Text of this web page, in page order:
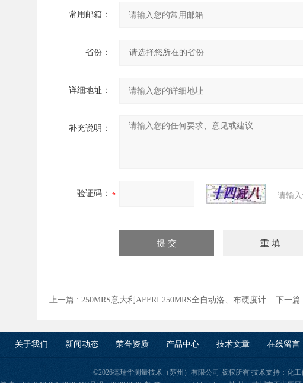
常用邮箱：
省份：
详细地址：
补充说明：
验证码： 请输
上一篇 : 250MRS意大利AFFRI 250MRS全自动洛、布硬度计 下一篇
关于我们 新闻动态 荣誉资质 产品中心 技术文章 在线留言
©2026德瑞华测量技术（苏州）有限公司 版权所有 技术支持： 化工